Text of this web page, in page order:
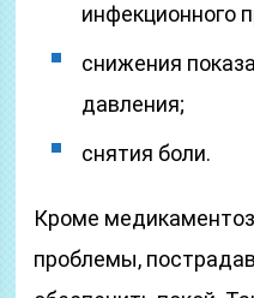
инфекционного
снижения
давления;
снятия боли.
Кроме
проблемы,